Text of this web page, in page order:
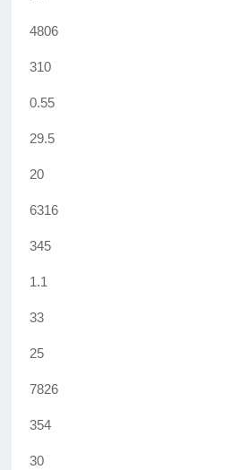
4806
310
0.55
29.5
20
6316
345
1.1
33
25
7826
354
30